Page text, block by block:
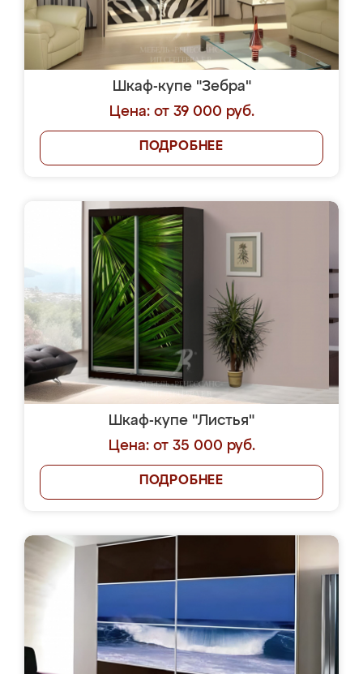
Шкаф-купе "Зебра"
Цена: от 39 000 руб.
ПОДРОБНЕЕ
Шкаф-купе "Листья"
Цена: от 35 000 руб.
ПОДРОБНЕЕ